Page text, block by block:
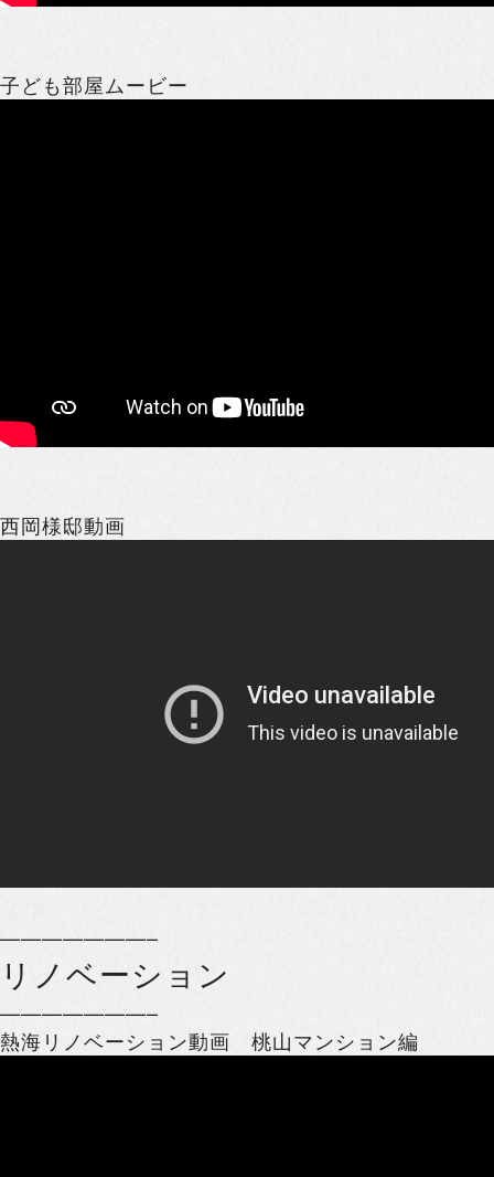
子ども部屋ムービー
西岡様邸動画
———————–
リノベーション
———————–
熱海リノベーション動画 桃山マンション編